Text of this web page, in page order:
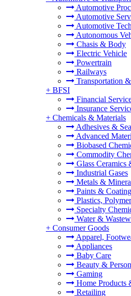
Automotive
Automotive
Automotive
Autonomous
Chasis & Body
Electric Vehicle
Powertrain
Railways
Transportation
+ BFSI
Financial
Insurance
+ Chemicals & Materials
Adhesives &
Advanced
Biobased
Commodity
Glass Ceramics
Industrial Gases
Metals &
Paints &
Plastics,
Specialty
Water &
+ Consumer Goods
Apparel,
Appliances
Baby Care
Beauty &
Gaming
Home Products
Retailing